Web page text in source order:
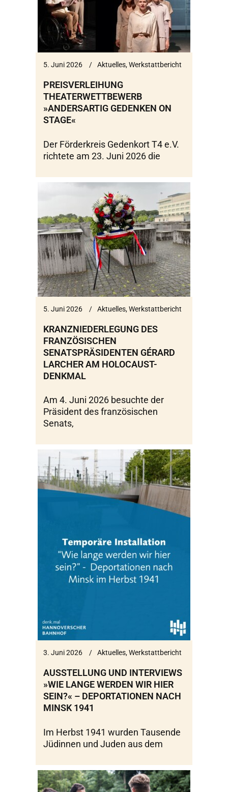
5. Juni 2026 Aktuelles,Werkstattbericht
PREISVERLEIHUNG
THEATERWETTBEWERB
»ANDERSARTIG GEDENKEN ON
STAGE«
Der Förderkreis Gedenkort T4 e.V.
richtete am 23. Juni 2026 die
5. Juni 2026 Aktuelles,Werkstattbericht
KRANZNIEDERLEGUNG DES
FRANZÖSISCHEN
SENATSPRÄSIDENTEN GÉRARD
LARCHER AM HOLOCAUST-
DENKMAL
Am 4. Juni 2026 besuchte der
Präsident des französischen
Senats,
3. Juni 2026 Aktuelles,Werkstattbericht
AUSSTELLUNG UND INTERVIEWS
»WIE LANGE WERDEN WIR HIER
SEIN?« – DEPORTATIONEN NACH
MINSK 1941
Im Herbst 1941 wurden Tausende
Jüdinnen und Juden aus dem